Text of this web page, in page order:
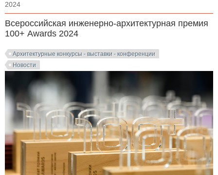
2024
Всероссийская инженерно-архитектурная премия
100+ Awards 2024
Архитектурные конкурсы - выставки - конференции
Новости